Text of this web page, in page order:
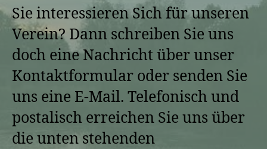
Sie interessieren Sich für unseren
Verein? Dann schreiben Sie uns
doch eine Nachricht über unser
Kontaktformular oder senden Sie
uns eine E-Mail. Telefonisch und
postalisch erreichen Sie uns über
die unten stehenden